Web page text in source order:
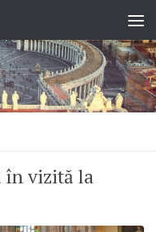
în vizită la